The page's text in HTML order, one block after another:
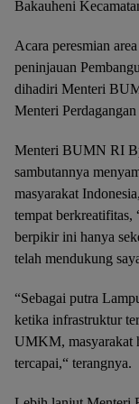
Bakauheni
Acara peresmian
peninjauan
dihadiri Menteri
Menteri
Menteri BUMN RI
sambutannya
masyarakat
tempat berkreatifitas,
berpikir ini hanya
telah mendukung
“Sebagai putra
ketika infrastruktur
UMKM, masyarakat
tercapai,“ terangnya.